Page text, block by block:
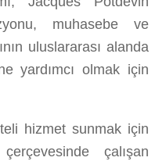
muhasebe ve
uluslararası alanda
yardımcı olmak için
hizmet sunmak için
çalışan